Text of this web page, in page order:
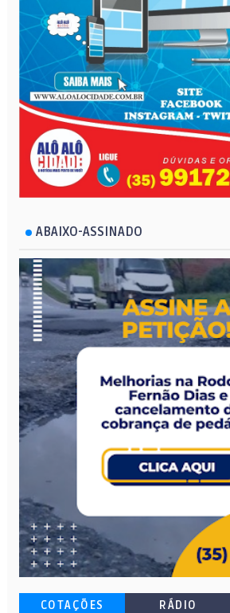
ABAIXO-ASSINADO
COTAÇÕES RÁDIO